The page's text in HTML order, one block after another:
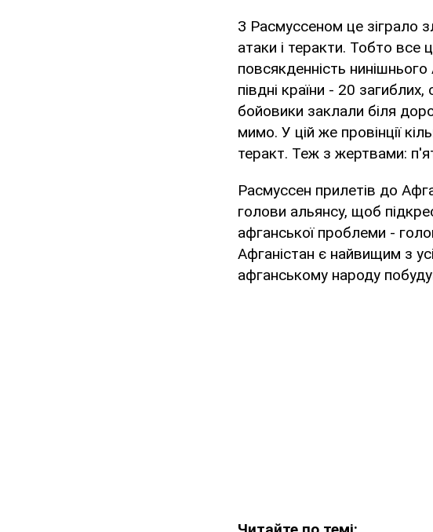
З Расмуссеном це зіграло
атаки і теракти. Тобто все
повсякденність
півдні країни - 20
бойовики заклали біля
мимо. У цій же провінції
теракт. Теж з жертвами:
Расмуссен прилетів до
голови альянсу, щоб
афганської проблеми -
Афганістан є найвищим з
афганському народу